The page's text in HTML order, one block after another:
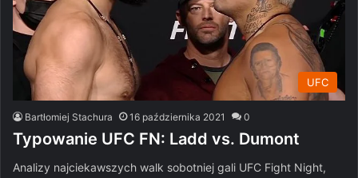
UFC
Bartłomiej Stachura 16 października 2021 0
Typowanie UFC FN: Ladd vs. Dumont
Analizy najciekawszych walk sobotniej gali UFC Fight Night,